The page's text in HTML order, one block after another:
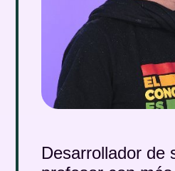
Desarrollador de